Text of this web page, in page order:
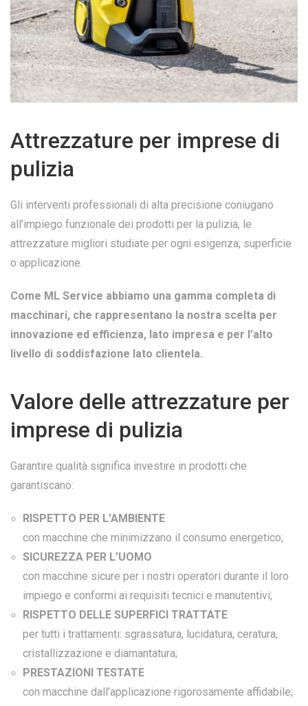
Attrezzature per imprese di
pulizia
Gli interventi professionali di alta precisione coniugano
all’impiego funzionale dei prodotti per la pulizia, le
attrezzature migliori studiate per ogni esigenza, superficie
o applicazione.
Come ML Service abbiamo una gamma completa di
macchinari, che rappresentano la nostra scelta per
innovazione ed efficienza, lato impresa e per l’alto
livello di soddisfazione lato clientela.
Valore delle attrezzature per
imprese di pulizia
Garantire qualità significa investire in prodotti che
garantiscano:
RISPETTO PER L’AMBIENTE
con macchine che minimizzano il consumo energetico;
SICUREZZA PER L’UOMO
con macchine sicure per i nostri operatori durante il loro
impiego e conformi ai requisiti tecnici e manutentivi;
RISPETTO DELLE SUPERFICI TRATTATE
per tutti i trattamenti: sgrassatura, lucidatura, ceratura,
cristallizzazione e diamantatura;
PRESTAZIONI TESTATE
con macchine dall’applicazione rigorosamente affidabile;